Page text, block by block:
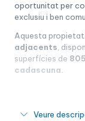
oportunitat per
exclusiu i ben
Aquesta propietat
adjacents ,
superfícies de
cadascuna.
Parcel·la
Veure